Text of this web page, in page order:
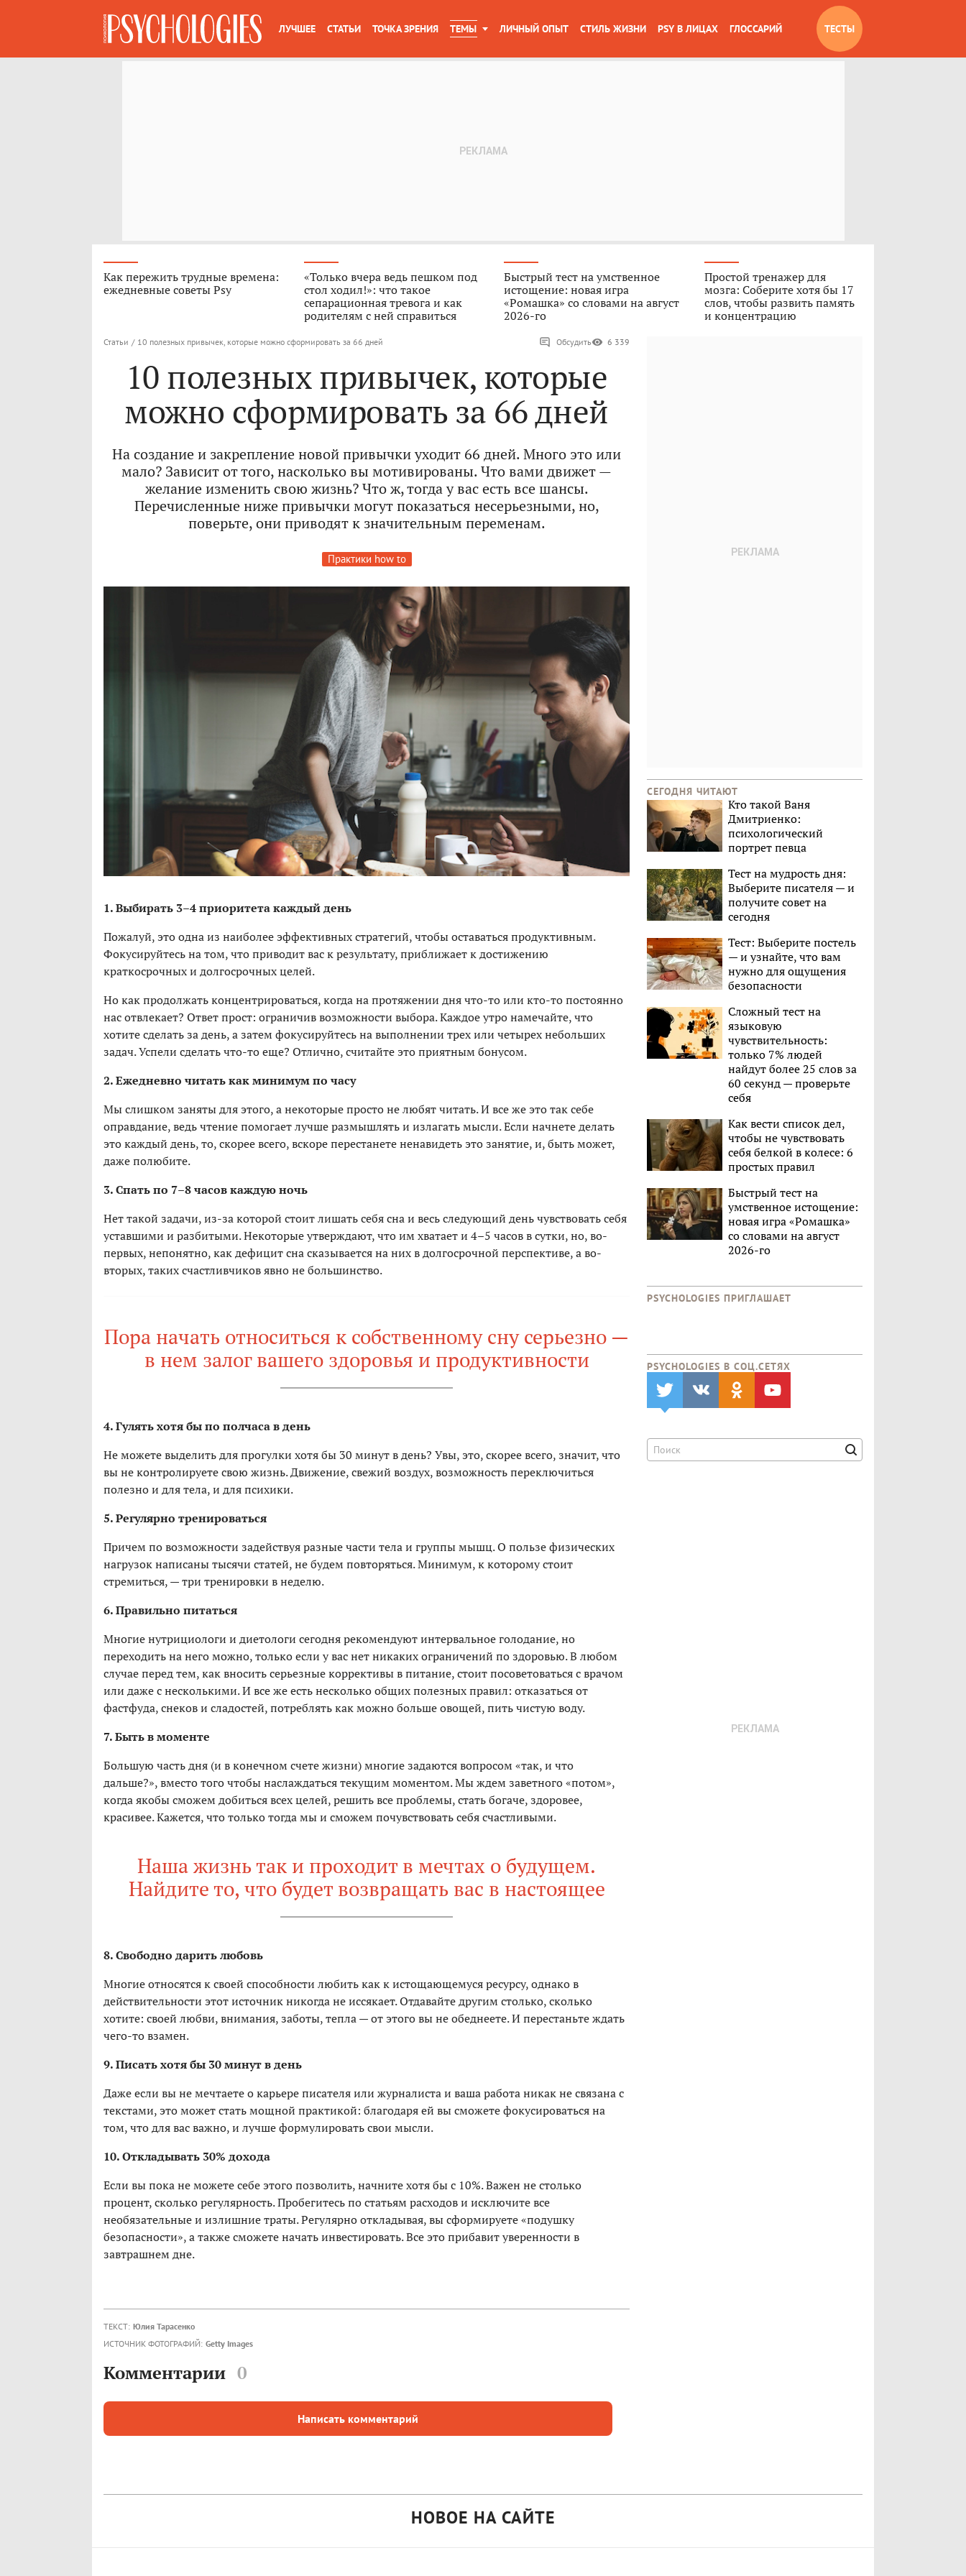
ЛУЧШЕЕ СТАТЬИ ТОЧКА ЗРЕНИЯ ТЕМЫ ЛИЧНЫЙ ОПЫТ СТИЛЬ ЖИЗНИ PSY В ЛИЦАХ ГЛОССАРИЙ ТЕСТЫ
Как пережить трудные времена:
ежедневные советы Psy
«Только вчера ведь пешком под
стол ходил!»: что такое
сепарационная тревога и как
родителям с ней справиться
Быстрый тест на умственное
истощение: новая игра
«Ромашка» со словами на август
2026-го
Простой тренажер для
мозга: Соберите хотя бы 17
слов, чтобы развить память
и концентрацию
Статьи / 10 полезных привычек, которые можно сформировать за 66 дней Обсудить 6 339
10 полезных привычек, которые
можно сформировать за 66 дней
На создание и закрепление новой привычки уходит 66 дней. Много это или
мало? Зависит от того, насколько вы мотивированы. Что вами движет —
желание изменить свою жизнь? Что ж, тогда у вас есть все шансы.
Перечисленные ниже привычки могут показаться несерьезными, но,
поверьте, они приводят к значительным переменам.
Практики how to
1. Выбирать 3–4 приоритета каждый день
Пожалуй, это одна из наиболее эффективных стратегий, чтобы оставаться продуктивным.
Фокусируйтесь на том, что приводит вас к результату, приближает к достижению
краткосрочных и долгосрочных целей.
Но как продолжать концентрироваться, когда на протяжении дня что-то или кто-то постоянно
нас отвлекает? Ответ прост: ограничив возможности выбора. Каждое утро намечайте, что
хотите сделать за день, а затем фокусируйтесь на выполнении трех или четырех небольших
задач. Успели сделать что-то еще? Отлично, считайте это приятным бонусом.
2. Ежедневно читать как минимум по часу
Мы слишком заняты для этого, а некоторые просто не любят читать. И все же это так себе
оправдание, ведь чтение помогает лучше размышлять и излагать мысли. Если начнете делать
это каждый день, то, скорее всего, вскоре перестанете ненавидеть это занятие, и, быть может,
даже полюбите.
3. Спать по 7–8 часов каждую ночь
Нет такой задачи, из-за которой стоит лишать себя сна и весь следующий день чувствовать себя
уставшими и разбитыми. Некоторые утверждают, что им хватает и 4–5 часов в сутки, но, во-
первых, непонятно, как дефицит сна сказывается на них в долгосрочной перспективе, а во-
вторых, таких счастливчиков явно не большинство.
Пора начать относиться к собственному сну серьезно —
в нем залог вашего здоровья и продуктивности
4. Гулять хотя бы по полчаса в день
Не можете выделить для прогулки хотя бы 30 минут в день? Увы, это, скорее всего, значит, что
вы не контролируете свою жизнь. Движение, свежий воздух, возможность переключиться
полезно и для тела, и для психики.
5. Регулярно тренироваться
Причем по возможности задействуя разные части тела и группы мышц. О пользе физических
нагрузок написаны тысячи статей, не будем повторяться. Минимум, к которому стоит
стремиться, — три тренировки в неделю.
6. Правильно питаться
Многие нутрициологи и диетологи сегодня рекомендуют интервальное голодание, но
переходить на него можно, только если у вас нет никаких ограничений по здоровью. В любом
случае перед тем, как вносить серьезные коррективы в питание, стоит посоветоваться с врачом
или даже с несколькими. И все же есть несколько общих полезных правил: отказаться от
фастфуда, снеков и сладостей, потреблять как можно больше овощей, пить чистую воду.
7. Быть в моменте
Большую часть дня (и в конечном счете жизни) многие задаются вопросом «так, и что
дальше?», вместо того чтобы наслаждаться текущим моментом. Мы ждем заветного «потом»,
когда якобы сможем добиться всех целей, решить все проблемы, стать богаче, здоровее,
красивее. Кажется, что только тогда мы и сможем почувствовать себя счастливыми.
Наша жизнь так и проходит в мечтах о будущем.
Найдите то, что будет возвращать вас в настоящее
8. Свободно дарить любовь
Многие относятся к своей способности любить как к истощающемуся ресурсу, однако в
действительности этот источник никогда не иссякает. Отдавайте другим столько, сколько
хотите: своей любви, внимания, заботы, тепла — от этого вы не обеднеете. И перестаньте ждать
чего-то взамен.
9. Писать хотя бы 30 минут в день
Даже если вы не мечтаете о карьере писателя или журналиста и ваша работа никак не связана с
текстами, это может стать мощной практикой: благодаря ей вы сможете фокусироваться на
том, что для вас важно, и лучше формулировать свои мысли.
10. Откладывать 30% дохода
Если вы пока не можете себе этого позволить, начните хотя бы с 10%. Важен не столько
процент, сколько регулярность. Пробегитесь по статьям расходов и исключите все
необязательные и излишние траты. Регулярно откладывая, вы сформируете «подушку
безопасности», а также сможете начать инвестировать. Все это прибавит уверенности в
завтрашнем дне.
ТЕКСТ: Юлия Тарасенко
ИСТОЧНИК ФОТОГРАФИЙ: Getty Images
Комментарии 0
Написать комментарий
СЕГОДНЯ ЧИТАЮТ
Кто такой Ваня
Дмитриенко:
психологический
портрет певца
Тест на мудрость дня:
Выберите писателя — и
получите совет на
сегодня
Тест: Выберите постель
— и узнайте, что вам
нужно для ощущения
безопасности
Сложный тест на
языковую
чувствительность:
только 7% людей
найдут более 25 слов за
60 секунд — проверьте
себя
Как вести список дел,
чтобы не чувствовать
себя белкой в колесе: 6
простых правил
Быстрый тест на
умственное истощение:
новая игра «Ромашка»
со словами на август
2026-го
PSYCHOLOGIES ПРИГЛАШАЕТ
PSYCHOLOGIES В CОЦ.СЕТЯХ
НОВОЕ НА САЙТЕ